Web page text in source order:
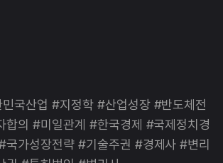
국산업 #지정학 #산업성장 #반도체전
합의 #미일관계 #한국경제 #국제정치경
국가성장전략 #기술주권 #경제사 #변리